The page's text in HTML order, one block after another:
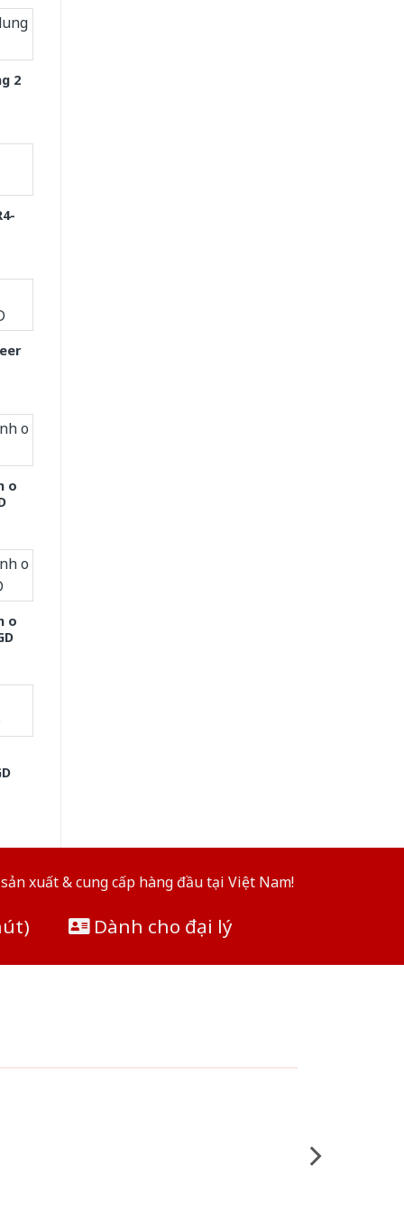
2
o
o
xuất & cung cấp hàng đầu tại Việt Nam!
Dành cho đại lý